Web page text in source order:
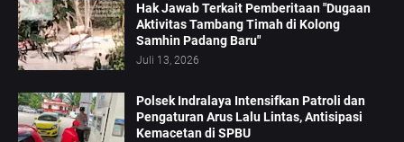
Hak Jawab Terkait Pemberitaan "Dugaan
Aktivitas Tambang Timah di Kolong
Samhin Padang Baru"
Juli 13, 2026
Polsek Indralaya Intensifkan Patroli dan
Pengaturan Arus Lalu Lintas, Antisipasi
Kemacetan di SPBU